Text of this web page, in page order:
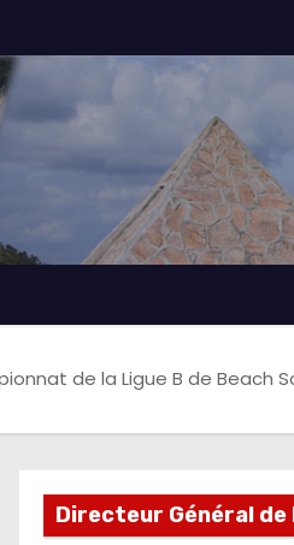
de la Ligue B de Beach
Directeur Général de